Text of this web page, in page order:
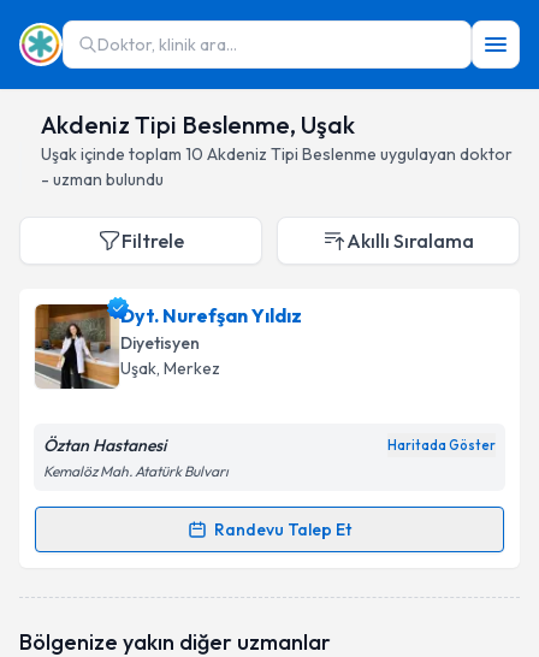
Doktor, klinik ara...
Akdeniz Tipi Beslenme, Uşak
Uşakiçinde toplam 10 Akdeniz Tipi Beslenme uygulayan doktor
- uzman bulundu
Filtrele Akıllı Sıralama
Dyt. Nurefşan Yıldız
Diyetisyen
Uşak, Merkez
Öztan Hastanesi Haritada Göster
Kemalöz Mah. Atatürk Bulvarı
Randevu Talep Et
Randevu Takvimi Talebi
oluşturun. Size bu uzmandan randevu almanız için bir
Bölgenize yakın diğer uzmanlar